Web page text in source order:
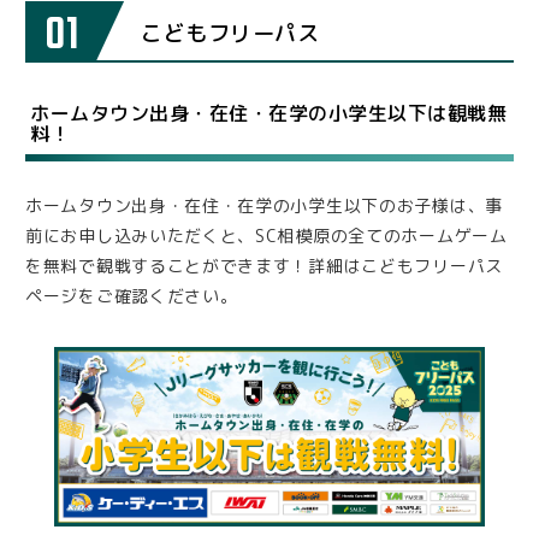
01 こどもフリーパス
ホームタウン出身・在住・在学の小学生以下は観戦無
料！
ホームタウン出身・在住・在学の小学生以下のお子様は、事
前にお申し込みいただくと、SC相模原の全てのホームゲーム
を無料で観戦することができます！詳細はこどもフリーパス
ページをご確認ください。